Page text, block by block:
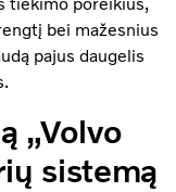
bei mažesnius
pajus daugelis
„Volvo
sistemą